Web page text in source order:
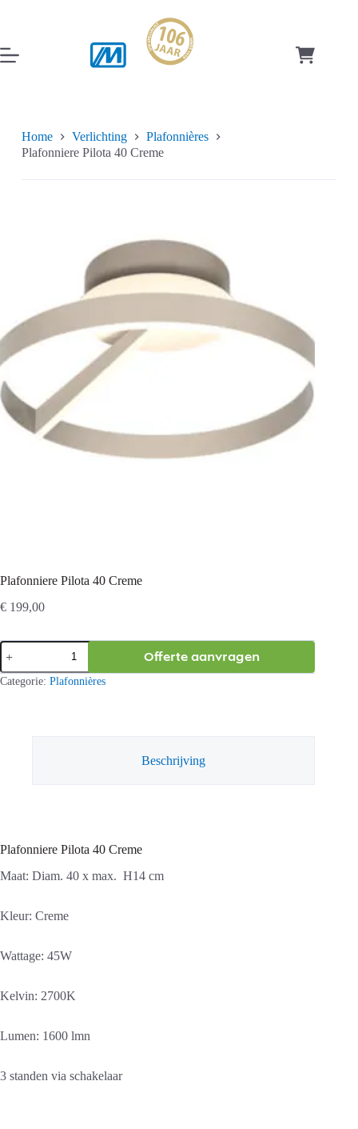
inhoud
Home Verlichting
Plafonnières
Plafonniere Pilota 40 Creme
Plafonniere Pilota 40 Creme
€ 199,00
Plafonniere
Pilota
40
Creme
Offerte aanvragen
Categorie: Plafonnières
Beschrijving
Plafonniere Pilota 40 Creme
Maat: Diam. 40 x max. H14 cm
Kleur: Creme
Wattage: 45W
Kelvin: 2700K
Lumen: 1600 lmn
3 standen via schakelaar